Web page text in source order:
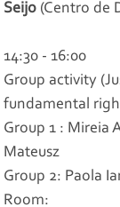
Seijo (Centro de
14:30 - 16:00
Group activity
fundamental
Group 1 : Mireia
Mateusz
Group 2: Paola
Room: